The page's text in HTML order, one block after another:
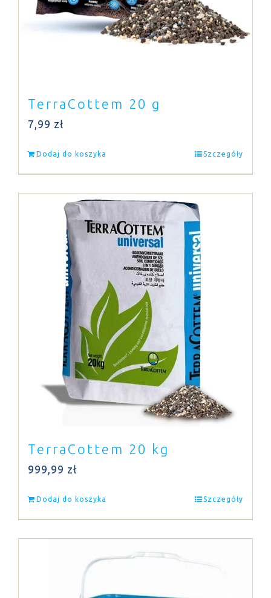
TerraCottem 20 g
7,99 zł
Dodaj do koszyka Szczegóły
TerraCottem 20 kg
999,99 zł
Dodaj do koszyka Szczegóły